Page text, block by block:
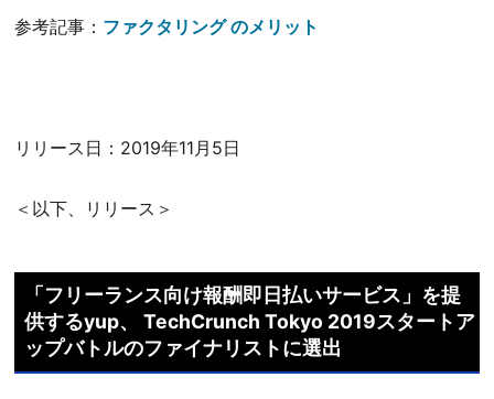
参考記事： ファクタリング のメリット
リリース日：2019年11月5日
＜以下、リリース＞
「フリーランス向け報酬即日払いサービス」を提
供するyup、 TechCrunch Tokyo 2019スタートア
ップバトルのファイナリストに選出